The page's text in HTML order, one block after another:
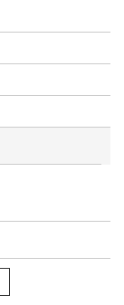
Bảo
1T,
hàng